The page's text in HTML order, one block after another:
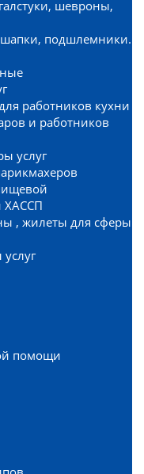
шевроны,
подшлемники.
работников кухни
и работников
услуг
ХАССП
, жилеты для сферы
помощи